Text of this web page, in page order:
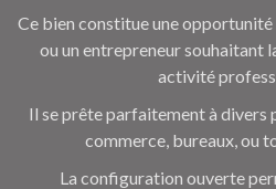
Ce bien constitue une
ou un entrepreneur souhaitant
activité
Il se prête parfaitement à divers
commerce, bureaux, ou
La configuration ouverte